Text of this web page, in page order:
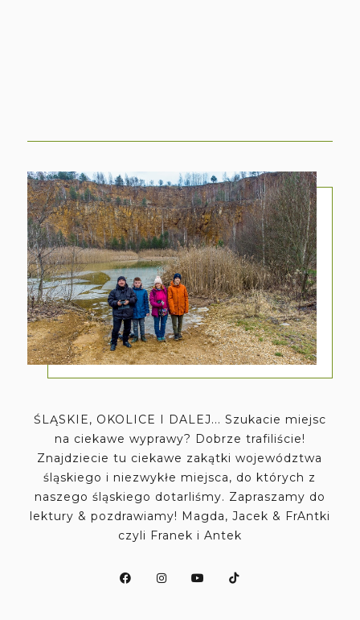
ŚLĄSKIE, OKOLICE I DALEJ... Szukacie miejsc
na ciekawe wyprawy? Dobrze trafiliście!
Znajdziecie tu ciekawe zakątki województwa
śląskiego i niezwykłe miejsca, do których z
naszego śląskiego dotarliśmy. Zapraszamy do
lektury & pozdrawiamy! Magda, Jacek & FrAntki
czyli Franek i Antek